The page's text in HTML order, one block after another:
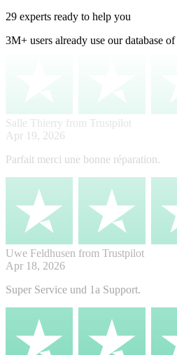
29 experts ready to help you
3M+ users already use our database of
Salle Thierry from Trustpilot
Apr 19, 2026
Parfait merci une bonne réparation.
Uwe Feldhusen from Trustpilot
Apr 18, 2026
Super Service und 1a Support.